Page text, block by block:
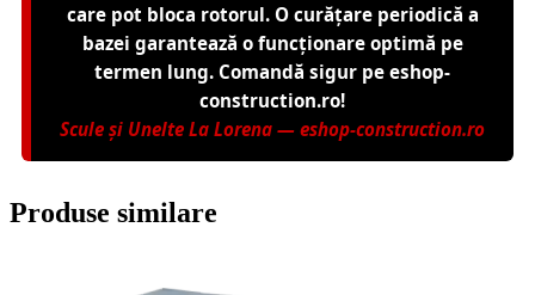
care pot bloca rotorul. O curățare periodică a
bazei garantează o funcționare optimă pe
termen lung. Comandă sigur pe eshop-
construction.ro!
Scule și Unelte La Lorena — eshop-construction.ro
Produse similare